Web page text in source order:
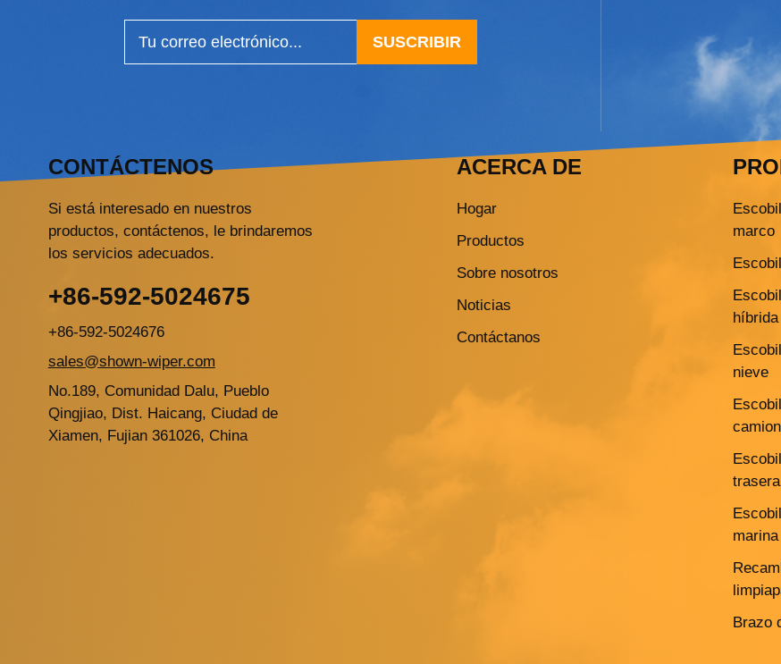
SUSCRIBIR
CONTÁCTENOS
Si está interesado en nuestros
productos, contáctenos, le brindaremos
los servicios adecuados.
+86-592-5024675
+86-592-5024676
sales@shown-wiper.com
No.189, Comunidad Dalu, Pueblo
Qingjiao, Dist. Haicang, Ciudad de
Xiamen, Fujian 361026, China
ACERCA DE
Hogar
Productos
Sobre nosotros
Noticias
Contáctanos
marco
híbrida
nieve
trasera
marina
Brazo